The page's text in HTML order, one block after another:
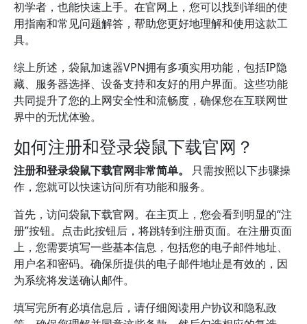
初学者，也能快速上手。在官网上，您可以找到详细的使
用指南和常见问题解答，帮助您更好地理解和使用这款工
具。
综上所述，袋鼠加速器VPN拥有多项实用功能，包括IP隐
藏、服务器选择、设备支持和友好的用户界面。这些功能
共同提升了您的上网安全性和流畅度，确保您在互联网世
界中的无忧体验。
如何注册和登录袋鼠下载官网？
注册和登录袋鼠下载官网非常简单。
只需按照以下步骤操
作，您就可以快速访问所有功能和服务。
首先，访问袋鼠下载官网。在主页上，您会看到明显的“注
册”按钮。点击此按钮后，将跳转到注册页面。在注册页面
上，您需要填写一些基本信息，包括您的电子邮件地址、
用户名和密码。确保所提供的电子邮件地址是有效的，因
为系统将发送确认邮件。
填写完所有必填信息后，请仔细阅读用户协议和隐私政